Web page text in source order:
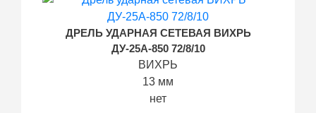
ДРЕЛЬ УДАРНАЯ СЕТЕВАЯ ВИХРЬ
ДУ-25А-850 72/8/10
ВИХРЬ
13 мм
нет